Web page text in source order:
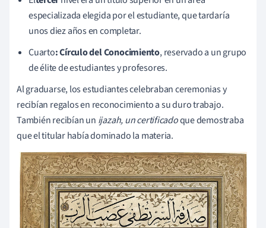
especializada elegida por el estudiante, que tardaría
unos diez años en completar.
Cuarto: Círculo del Conocimiento, reservado a un grupo
de élite de estudiantes y profesores.
Al graduarse, los estudiantes celebraban ceremonias y
recibían regalos en reconocimiento a su duro trabajo.
También recibían un ijazah, un certificadoque demostraba
que el titular había dominado la materia.